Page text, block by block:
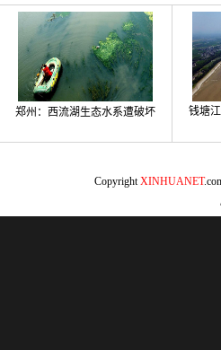
郑州：西流湖生态水系遭破坏 钱塘
CopyrightXINHUANET